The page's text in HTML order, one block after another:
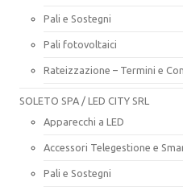
Pali e Sostegni
Pali fotovoltaici
Rateizzazione – Termini e
SOLETO SPA / LED CITY SRL
Apparecchi a LED
Accessori Telegestione e
Pali e Sostegni